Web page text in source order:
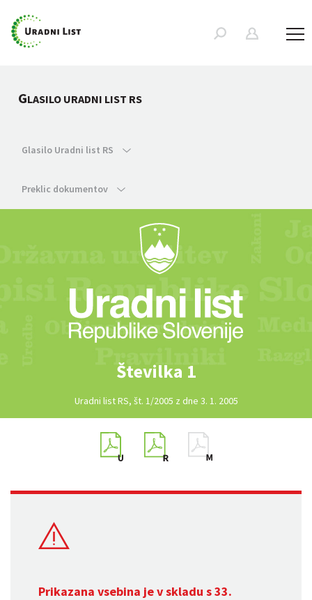
GLASILO URADNI LIST RS
Glasilo Uradni list RS
Preklic dokumentov
Številka 1
Uradni list RS, št. 1/2005 z dne 3. 1. 2005
Prikazana vsebina je v skladu s 33.